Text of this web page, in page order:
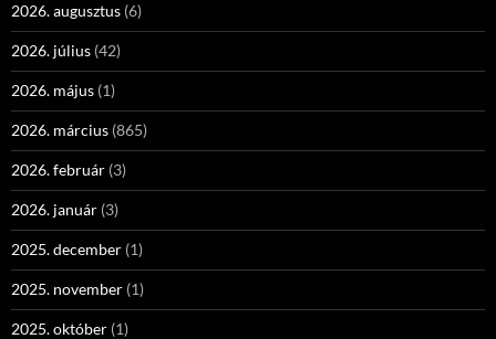
2026. augusztus (6)
2026. július (42)
2026. május (1)
2026. március (865)
2026. február (3)
2026. január (3)
2025. december (1)
2025. november (1)
2025. október (1)